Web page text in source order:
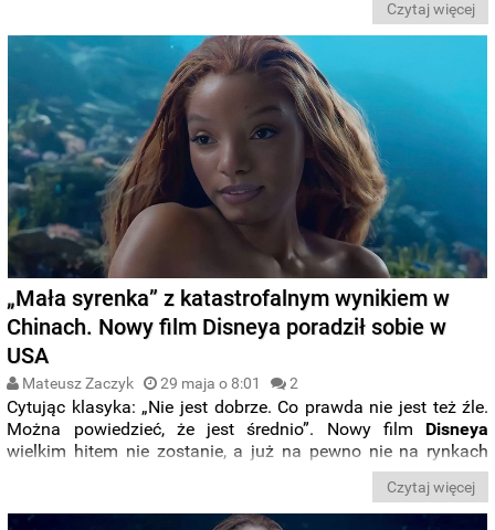
Królu Lwie”, który
z czasem mógłby rozwinąć się w wielką sagę na miarę
Gwiezdnych wojen ”. A co wiemy opozostałych projektach
Czytaj więcej
„Mała syrenka” z katastrofalnym wynikiem w
Chinach. Nowy film Disneya poradził sobie w
USA
Mateusz Zaczyk 29 maja o 8:01 2
Cytując klasyka: „Nie jest dobrze. Co prawda nie jest też źle.
Można powiedzieć, że jest średnio”. Nowy film Disneya
wielkim hitem nie zostanie, a już na pewno nie na rynkach
” poradziła sobie wStanach
spektakularną
klapą.
Czytaj więcej